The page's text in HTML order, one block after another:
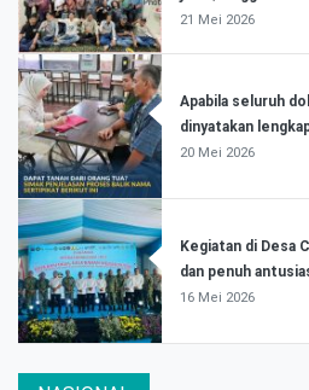
21 Mei 2026
Apabila seluruh
dinyatakan
20 Mei 2026
Kegiatan di Desa
dan penuh
16 Mei 2026